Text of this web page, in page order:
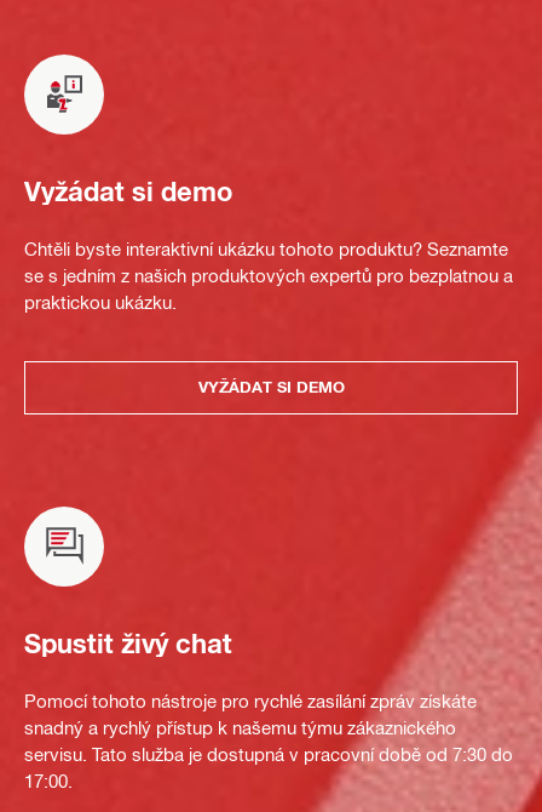
Vyžádat si demo
Chtěli byste interaktivní ukázku tohoto produktu? Seznamte
se s jedním z našich produktových expertů pro bezplatnou a
praktickou ukázku.
VYŽÁDAT SI DEMO
Spustit živý chat
Pomocí tohoto nástroje pro rychlé zasílání zpráv získáte
snadný a rychlý přístup k našemu týmu zákaznického
servisu. Tato služba je dostupná v pracovní době od 7:30 do
17:00.